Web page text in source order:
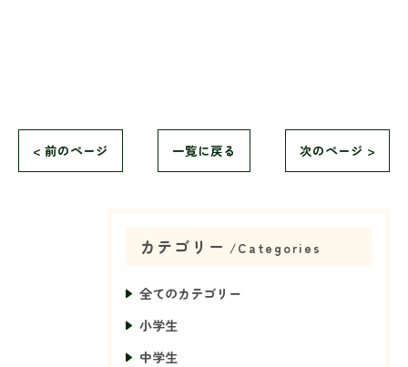
< 前のページ 一覧に戻る 次のページ >
カテゴリー Categories
全てのカテゴリー
小学生
中学生